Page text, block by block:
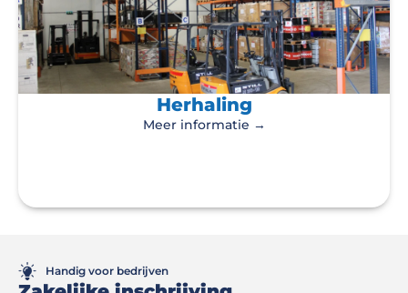
Herhaling
Meer informatie →
Handig voor bedrijven